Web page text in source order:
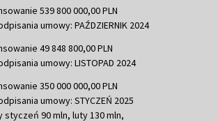
539 800 000,00 PLN
umowy: PAŹDZIERNIK 2024
49 848 800,00 PLN
umowy: LISTOPAD 2024
350 000 000,00 PLN
umowy: STYCZEŃ 2025
styczeń 90 mln, luty 130 mln,